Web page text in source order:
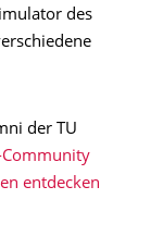
des
der TU
entdecken